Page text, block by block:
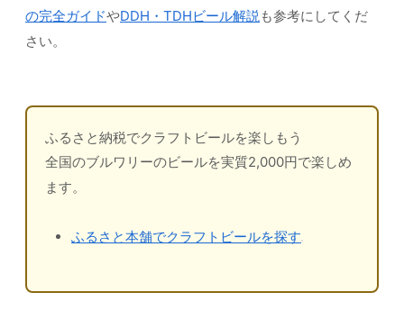
の完全ガイドやDDH・TDHビール解説 も参考にしてくだ
さい。
ふるさと納税でクラフトビールを楽しもう
全国のブルワリーのビールを実質2,000円で楽しめ
ます。
ふるさと本舗でクラフトビールを探す